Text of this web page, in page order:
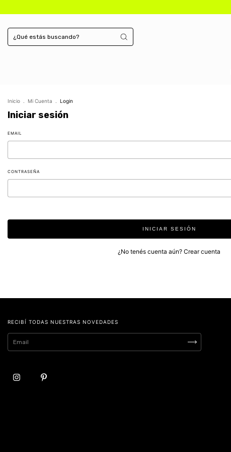
Inicio Mi Cuenta Login
Iniciar sesión
EMAIL
CONTRASEÑA
INICIAR SESIÓN
¿No tenés cuenta aún? Crear cuenta
RECIBÍ TODAS NUESTRAS NOVEDADES